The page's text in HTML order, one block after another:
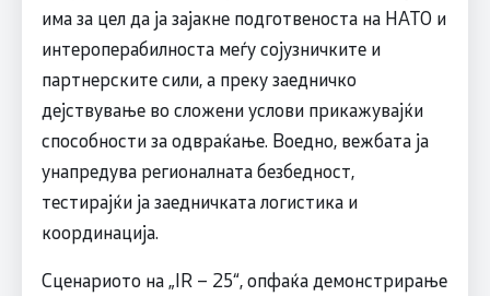
има за цел да ја зајакне подготвеноста на НАТО и
интероперабилноста меѓу сојузничките и
партнерските сили, а преку заедничко
дејствување во сложени услови прикажувајќи
способности за одвраќање. Воедно, вежбата ја
унапредува регионалната безбедност,
тестирајќи ја заедничката логистика и
координација.
Сценариото на „IR – 25“, опфаќа демонстрирање